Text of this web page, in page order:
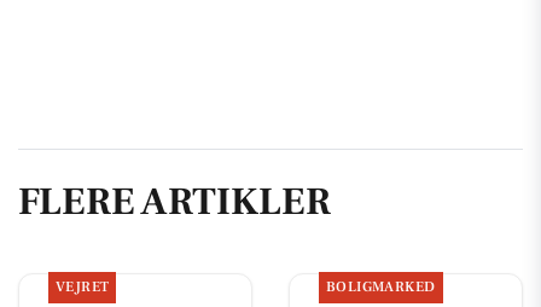
FLERE ARTIKLER
VEJRET BOLIGMARKED